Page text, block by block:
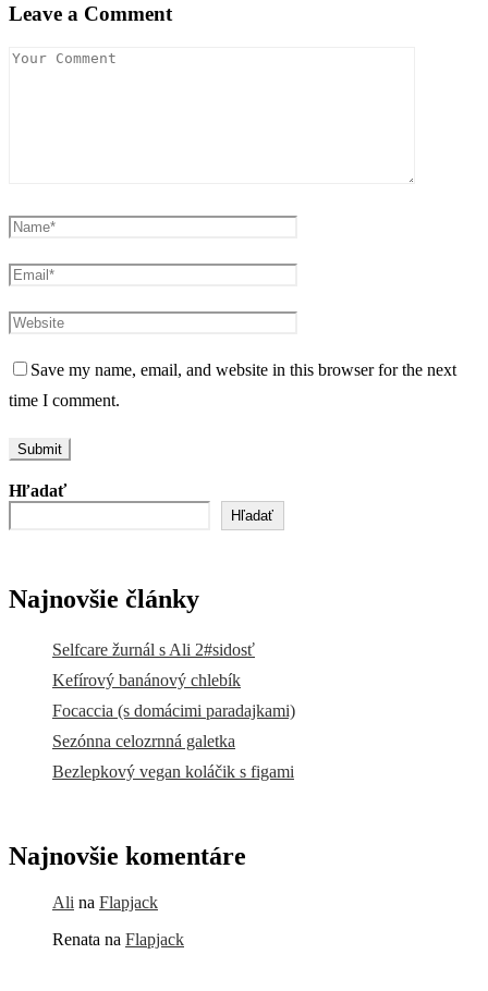
Leave a Comment
Save my name, email, and website in this browser for the next
time I comment.
Hľadať
Hľadať
Najnovšie články
Selfcare žurnál s Ali 2#sidosť
Kefírový banánový chlebík
Focaccia (s domácimi paradajkami)
Sezónna celozrnná galetka
Bezlepkový vegan koláčik s figami
Najnovšie komentáre
Ali na Flapjack
Renata na Flapjack